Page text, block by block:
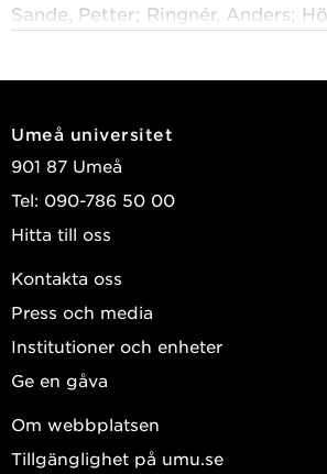
Sande, Petter; Ringnér, Anders;
Umeå universitet
901 87 Umeå
Tel: 090-786 50 00
Hitta till oss
Kontakta oss
Press och media
Institutioner och enheter
Ge en gåva
Om webbplatsen
Tillgänglighet på umu.se